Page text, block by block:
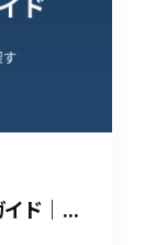
ド｜...